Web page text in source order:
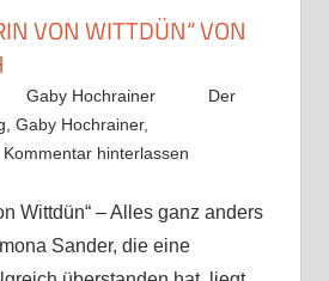
VON WITTDÜN“ VON
Gaby Hochrainer
Der
Gaby Hochrainer,
Kommentar hinterlassen
Wittdün“ – Alles ganz anders
Sander, die eine